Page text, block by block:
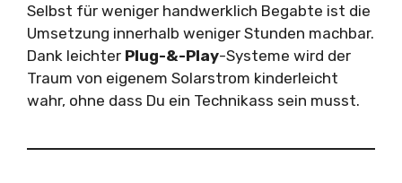
Selbst für weniger handwerklich Begabte ist die
Umsetzung innerhalb weniger Stunden machbar.
Dank leichter Plug-&-Play-Systeme wird der
Traum von eigenem Solarstrom kinderleicht
wahr, ohne dass Du ein Technikass sein musst.